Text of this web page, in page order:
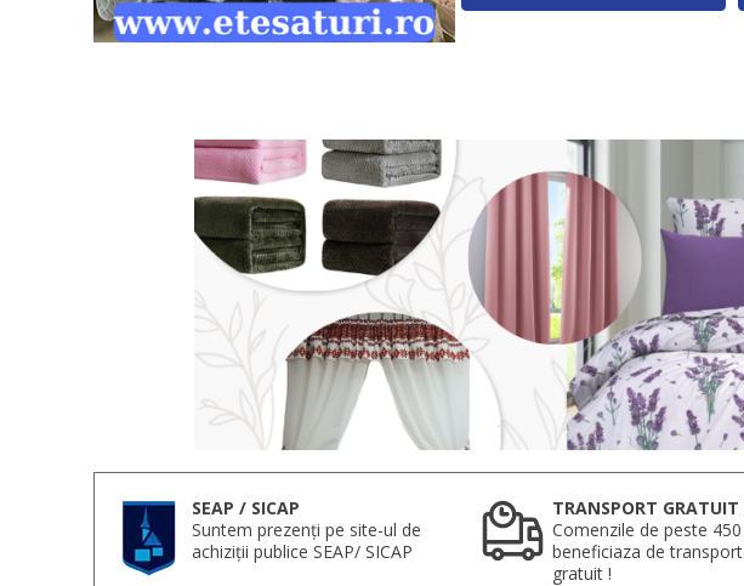
SEAP / SICAP
Suntem prezenți pe site-ul de
achiziții publice SEAP/ SICAP
TRANSPORT GRATUIT
Comenzile de peste
beneficiaza de transport
gratuit !